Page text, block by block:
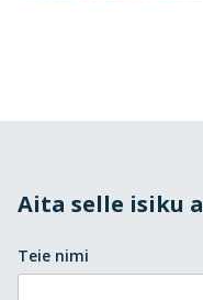
Aita selle isiku
Teie nimi